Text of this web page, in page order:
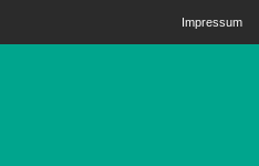
Impressum